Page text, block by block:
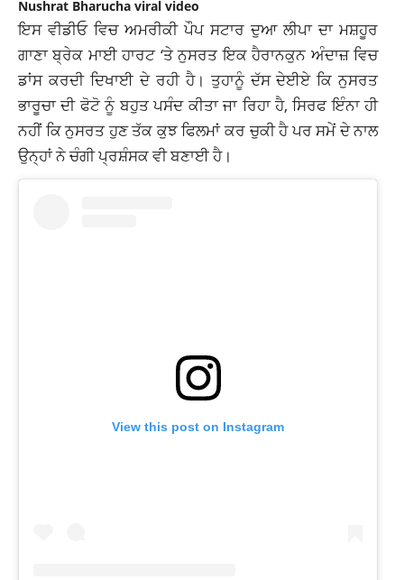
Nushrat Bharucha viral video
ਇਸ ਵੀਡੀਓ ਵਿਚ ਅਮਰੀਕੀ ਪੌਪ ਸਟਾਰ ਦੁਆ ਲੀਪਾ ਦਾ ਮਸ਼ਹੂਰ
ਗਾਣਾ ਬ੍ਰੇਕ ਮਾਈ ਹਾਰਟ ‘ਤੇ ਨੁਸਰਤ ਇਕ ਹੈਰਾਨਕੁਨ ਅੰਦਾਜ਼ ਵਿਚ
ਡਾਂਸ ਕਰਦੀ ਦਿਖਾਈ ਦੇ ਰਹੀ ਹੈ। ਤੁਹਾਨੂੰ ਦੱਸ ਦੇਈਏ ਕਿ ਨੁਸਰਤ
ਭਾਰੂਚਾ ਦੀ ਫੋਟੋ ਨੂੰ ਬਹੁਤ ਪਸੰਦ ਕੀਤਾ ਜਾ ਰਿਹਾ ਹੈ, ਸਿਰਫ ਇੰਨਾ ਹੀ
ਨਹੀਂ ਕਿ ਨੁਸਰਤ ਹੁਣ ਤੱਕ ਕੁਝ ਫਿਲਮਾਂ ਕਰ ਚੁਕੀ ਹੈ ਪਰ ਸਮੇਂ ਦੇ ਨਾਲ
ਉਨ੍ਹਾਂ ਨੇ ਚੰਗੀ ਪ੍ਰਸ਼ੰਸਕ ਵੀ ਬਣਾਈ ਹੈ।
View this post on Instagram